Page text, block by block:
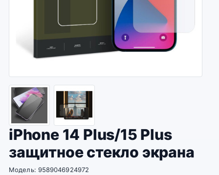
iPhone 14 Plus/15 Plus
защитное стекло экрана
Модель: 9589046924972